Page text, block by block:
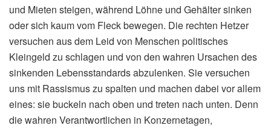
und Mieten steigen, während Löhne und Gehälter sinken
oder sich kaum vom Fleck bewegen. Die rechten Hetzer
versuchen aus dem Leid von Menschen politisches
Kleingeld zu schlagen und von den wahren Ursachen des
sinkenden Lebensstandards abzulenken. Sie versuchen
uns mit Rassismus zu spalten und machen dabei vor allem
eines: sie buckeln nach oben und treten nach unten. Denn
die wahren Verantwortlichen in Konzernetagen,